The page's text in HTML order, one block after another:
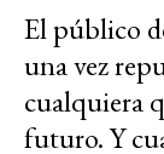
El público
una vez
cualquiera
futuro. Y